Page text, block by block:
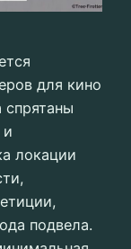
для кино
спрятаны
и
локации
подвела.